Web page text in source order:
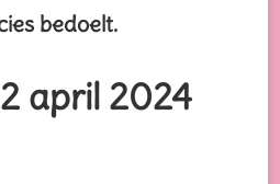
bedoelt.
april 2024